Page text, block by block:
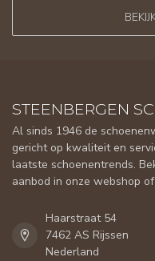
STEENBERGEN
Al sinds 1946 de
gericht op kwaliteit en
laatste schoenentrends.
aanbod in onze webshop
Haarstraat 54
7462 AS Rijssen
Nederland